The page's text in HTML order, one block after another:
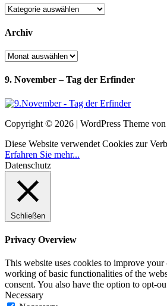
Kategorien
Archiv
Archiv
9. November – Tag der Erfinder
Copyright © 2026 | WordPress Theme von
Diese Website verwendet Cookies zur
Erfahren Sie mehr...
Datenschutz
Schließen
Privacy Overview
This website uses cookies to improve
working of basic functionalities of the
consent. You also have the option to opt-
Necessary